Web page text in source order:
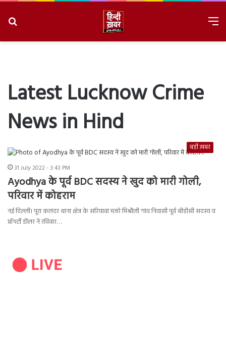
Latest Lucknow Crime
News in Hind
बड़ी ख़बर
31 July 2022 - 3:43 PM
Ayodhya के पूर्व BDC सदस्य ने खुद को मारी गोली,
परिवार में कोहराम
नई दिल्ली। पूरा कलंदर थाना क्षेत्र के सरियावां मजरे मिश्रौली गांव निवासी पूर्व बीडीसी सदस्य व
प्रॉपर्टी डीलर ने रविवार…